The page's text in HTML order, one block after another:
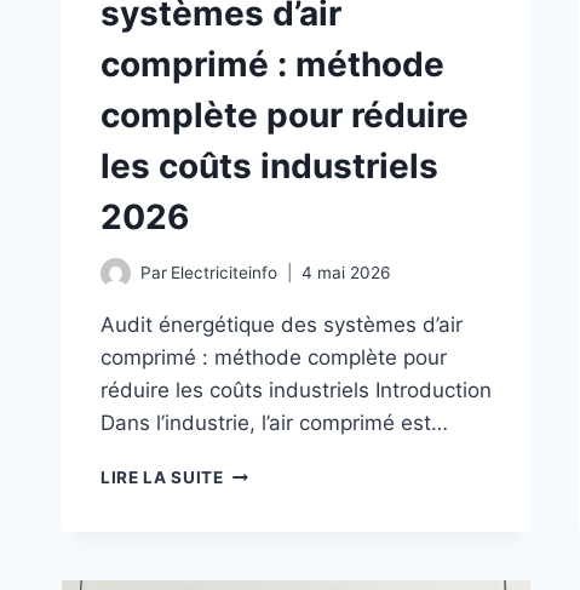
systèmes d’air
comprimé : méthode
complète pour réduire
les coûts industriels
2026
Par Electriciteinfo 4 mai 2026
Audit énergétique des systèmes d’air
comprimé : méthode complète pour
réduire les coûts industriels Introduction
Dans l’industrie, l’air comprimé est…
LIRE LA SUITEAUDIT